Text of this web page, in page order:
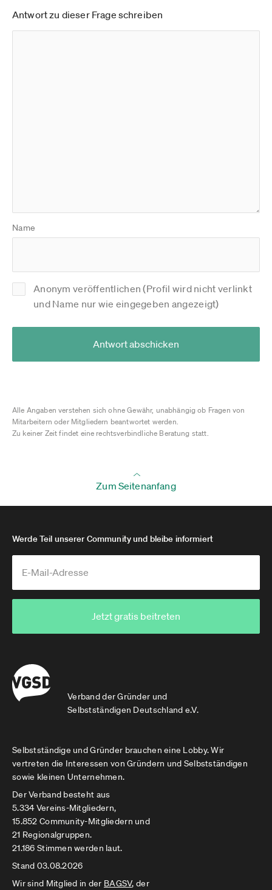
Antwort zu dieser Frage schreiben
Name
Anonym veröffentlichen (Profil wird nicht verlinkt
und Name nur wie eingegeben angezeigt)
Antwort abschicken
Alle Angaben verstehen sich ohne Gewähr, unabhängig ob Fragen von
Mitarbeitern oder Mitgliedern beantwortet werden.
Zu keiner Zeit findet eine rechtsverbindliche Beratung statt.
Zum Seitenanfang
Verband der Gründer und
Selbstständigen Deutschland e.V.
Werde Teil unserer Community und bleibe informiert
Jetzt gratis beitreten
Selbstständige und Gründer brauchen eine Lobby. Wir
vertreten die Interessen von Gründern und Selbstständigen
sowie kleinen Unternehmen.
Der Verband besteht aus
5.334 Vereins-Mitgliedern,
15.852 Community-Mitgliedern und
21 Regionalgruppen.
21.186 Stimmen werden laut.
Stand 03.08.2026
Wir sind Mitglied in der BAGSV, der